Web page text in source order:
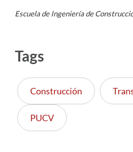
Escuela de Ingeniería de
Tags
Construcción
PUCV